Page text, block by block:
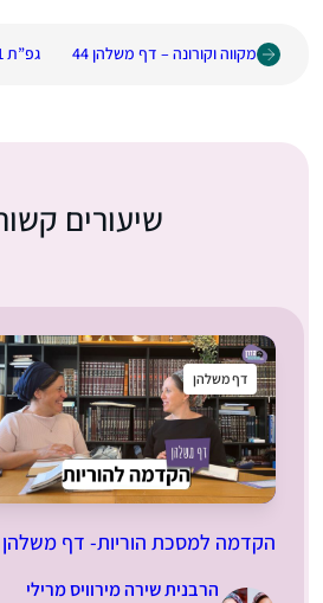
מקווה וקורונה – דף משלהן 44 גפ”ת 41: לראות את הנרות
שיעורים קשורים
דף משלהן
הקדמה למסכת הוריות- דף משלהן
הרבנית שירה מירוויס מרילי